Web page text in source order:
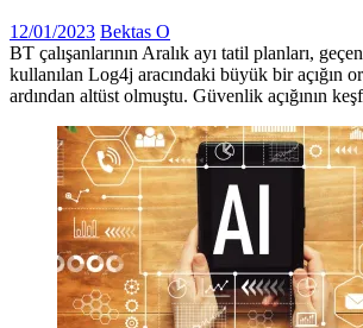
12/01/2023 Bektas O
BT çalışanlarının Aralık ayı tatil planları,
kullanılan Log4j aracındaki büyük bir açığın
ardından altüst olmuştu. Güvenlik açığının